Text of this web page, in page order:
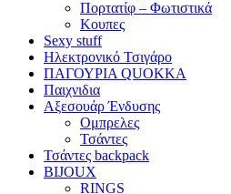
Πορτατίφ – Φωτιστικά
Κουπες
Sexy stuff
Ηλεκτρονικό Τσιγάρο
ΠΑΓΟΥΡΙΑ QUOKKA
Παιχνιδια
Αξεσουάρ Ένδυσης
Oμπρελες
Τσάντες
Τσάντες backpack
BIJOUX
RINGS